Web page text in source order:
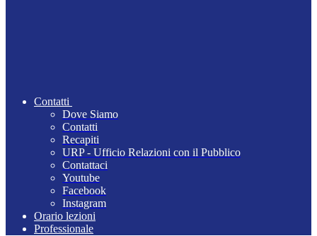
Contatti
Dove Siamo
Contatti
Recapiti
URP - Ufficio Relazioni con il Pubblico
Contattaci
Youtube
Facebook
Instagram
Orario lezioni
Professionale